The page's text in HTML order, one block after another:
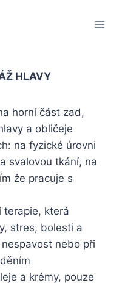
HLAVY
horní část zad,
a obličeje
na fyzické úrovni
svalovou tkání, na
že pracuje s
terapie, která
stres, bolesti a
nebo při
a krémy, pouze